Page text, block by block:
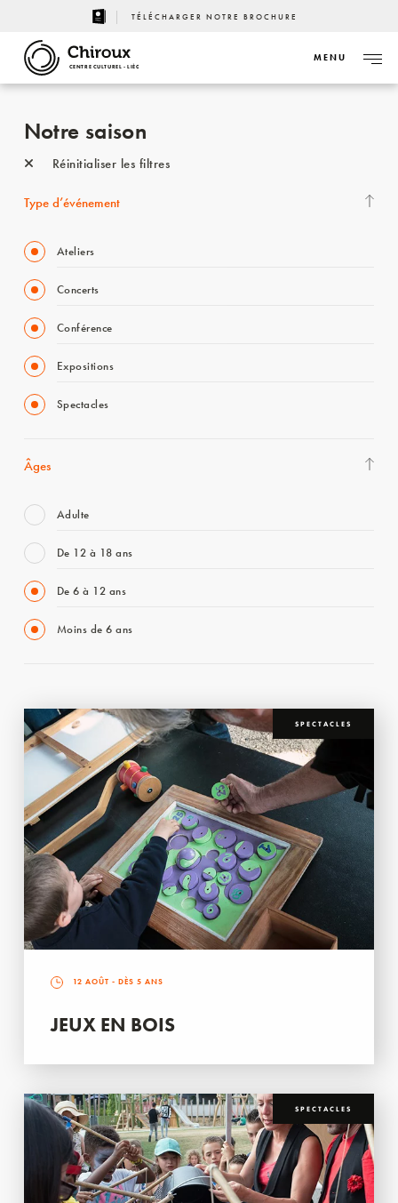
TÉLÉCHARGER NOTRE BROCHURE
CENTRE CULTUREL - LIÈGE
MENU
Notre saison
Réinitialiser les filtres
Type d’événement
Ateliers
Concerts
Conférence
Expositions
Spectacles
Âges
Adulte
De 12 à 18 ans
De 6 à 12 ans
Moins de 6 ans
SPECTACLES
12 AOÛT - DÈS 5 ANS
JEUX EN BOIS
SPECTACLES